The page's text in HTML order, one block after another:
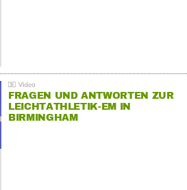
FRAGEN UND ANTWORTEN ZUR
LEICHTATHLETIK-EM IN
BIRMINGHAM